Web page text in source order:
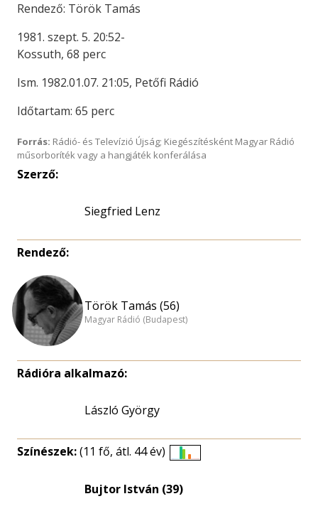
Rendező: Török Tamás
1981. szept. 5. 20:52-
Kossuth, 68 perc
Ism. 1982.01.07. 21:05, Petőfi Rádió
Időtartam: 65 perc
Forrás: Rádió- és Televízió Újság; Kiegészítésként Magyar Rádió
műsorboríték vagy a hangjáték konferálása
Szerző:
Siegfried Lenz
Rendező:
Török Tamás (56)
Magyar Rádió (Budapest)
Rádióra alkalmazó:
László György
Színészek:(11 fő, átl. 44 év)
Bujtor István (39)